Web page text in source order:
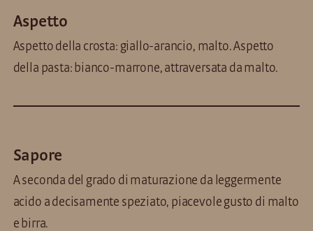
Aspetto
Aspetto della crosta: giallo-arancio, malto. Aspetto
della pasta: bianco-marrone, attraversata da malto.
Sapore
A seconda del grado di maturazione da leggermente
acido a decisamente speziato, piacevole gusto di malto
e birra.